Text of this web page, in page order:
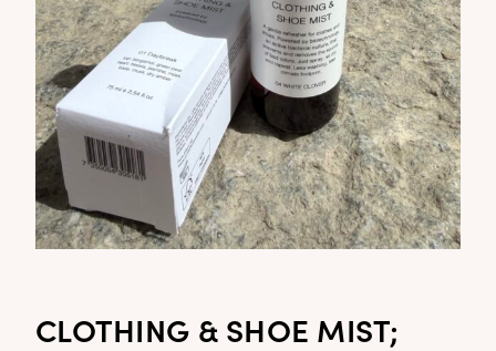
CLOTHING & SHOE MIST;